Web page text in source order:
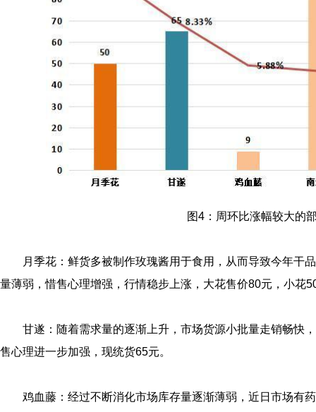
图4：周环比涨幅较大的
月季花：鲜货多被制作玫瑰酱用于食用，从而导致今年干
量薄弱，惜售心理增强，行情稳步上涨，大花售价80元，小花
甘遂：随着需求量的逐渐上升，市场货源小批量走销畅快
售心理进一步加强，现统货65元。
鸡血藤：经过不断消化市场库存量逐渐薄弱，近日市场有